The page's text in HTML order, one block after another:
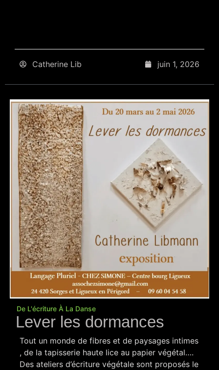
Catherine Lib juin 1, 2026
De L'écriture À La Danse
Lever les dormances
Tout un monde de fibres et de paysages intimes
, de la tapisserie haute lice au papier végétal….
Des ateliers d’écriture végétale sont proposés le